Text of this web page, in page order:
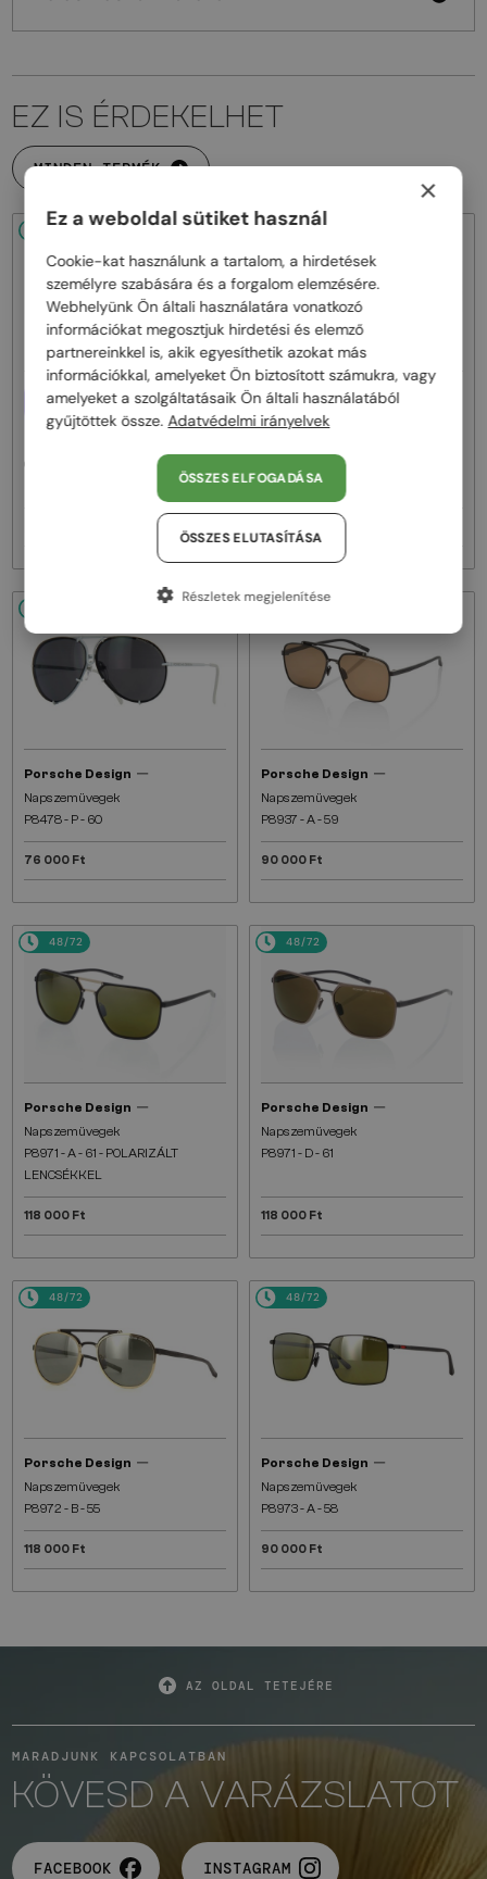
EZ IS ÉRDEKELHET
MINDEN TERMÉK
48/72
EGYFÓKUSZÚ LENCSÉVEL PLUSZ
25 000 FT
Optikai keretek
48/72
Porsche Design—
Napszemüvegek
76 000 Ft
Porsche Design —
Napszemüvegek
P8478 - P - 60
76 000 Ft
Porsche Design —
Napszemüvegek
P8937 - A - 59
90 000 Ft
48/72
Porsche Design —
Napszemüvegek
P8971 - A - 61 - POLARIZÁLT
LENCSÉKKEL
118 000 Ft
48/72
Porsche Design —
Napszemüvegek
P8971 - D - 61
118 000 Ft
48/72
Porsche Design —
Napszemüvegek
P8972 - B - 55
118 000 Ft
48/72
Porsche Design —
Napszemüvegek
P8973 - A - 58
90 000 Ft
AZ OLDAL TETEJÉRE
MARADJUNK KAPCSOLATBAN
KÖVESD A VARÁZSLATOT
FACEBOOK INSTAGRAM
×
Ez a weboldal sütiket használ
Cookie-kat használunk a tartalom, a hirdetések
személyre szabására és a forgalom elemzésére.
Webhelyünk Ön általi használatára vonatkozó
információkat megosztjuk hirdetési és elemző
partnereinkkel is, akik egyesíthetik azokat más
információkkal, amelyeket Ön biztosított számukra, vagy
amelyeket a szolgáltatásaik Ön általi használatából
gyűjtöttek össze.Adatvédelmi irányelvek
ÖSSZES ELFOGADÁSA
ÖSSZES ELUTASÍTÁSA
Részletek megjelenítése